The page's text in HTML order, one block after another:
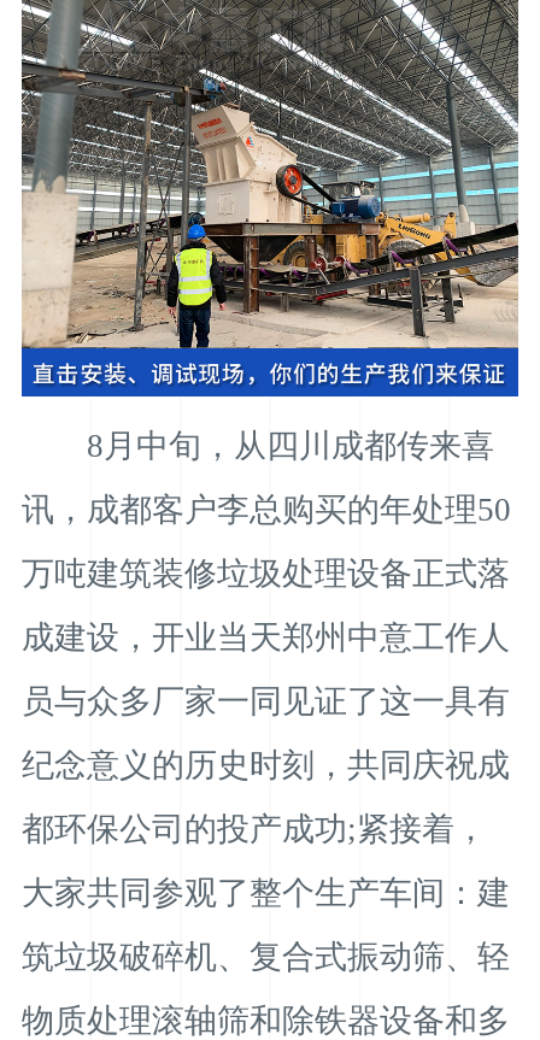
8月中旬，从四川成都传来喜
讯，成都客户李总购买的年处理50
万吨建筑装修垃圾处理设备正式落
成建设，开业当天郑州中意工作人
员与众多厂家一同见证了这一具有
纪念意义的历史时刻，共同庆祝成
都环保公司的投产成功;紧接着，
大家共同参观了整个生产车间：建
筑垃圾破碎机、复合式振动筛、轻
物质处理滚轴筛和除铁器设备和多